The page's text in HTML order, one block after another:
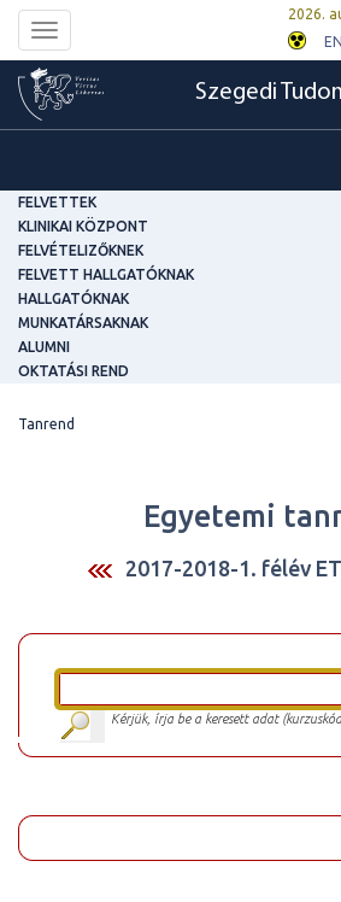
Toggle
navigation
2026.
EN
Szegedi
FELVETTEK
KLINIKAI KÖZPONT
FELVÉTELIZŐKNEK
FELVETT HALLGATÓKNAK
HALLGATÓKNAK
MUNKATÁRSAKNAK
ALUMNI
OKTATÁSI REND
Tanrend
Egyetemi
2017-2018-1. félév
Kérjük, írja be a keresett adat